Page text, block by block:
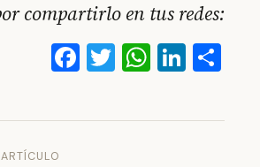
compartirlo en tus redes:
Facebook
Twitter